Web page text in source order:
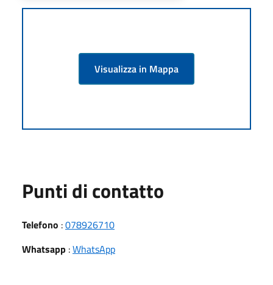
Visualizza in Mappa
Punti di contatto
Telefono :078926710
Whatsapp :WhatsApp